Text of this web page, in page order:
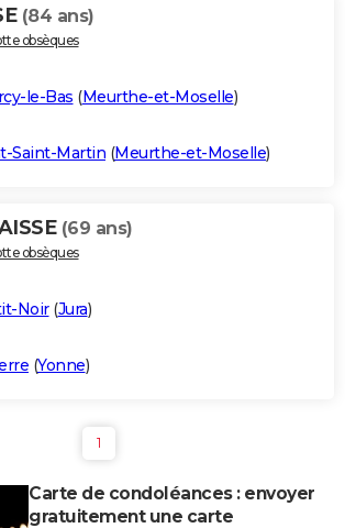
(84 ans)
obsèques
le-Bas (Meurthe-et-Moselle)
Saint-Martin (Meurthe-et-Moselle)
(69 ans)
obsèques
Noir(Jura)
(Yonne)
1
Carte de condoléances : envoyer
gratuitement une carte